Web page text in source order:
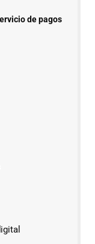
de pagos